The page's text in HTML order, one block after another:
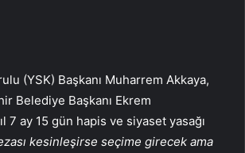
(YSK) Başkanı Muharrem Akkaya,
Belediye Başkanı Ekrem
7 ay 15 gün hapis ve siyaset yasağı
kesinleşirse seçime girecek ama